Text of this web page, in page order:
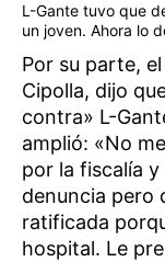
L-Gante tuvo que
un joven. Ahora lo
Por su parte,
Cipolla, dijo
contra» L-
amplió: «No
por la fiscalía
denuncia pero
ratificada
hospital. Le